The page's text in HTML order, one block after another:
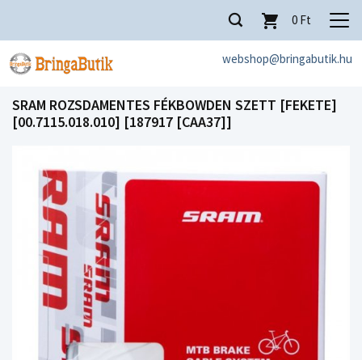
webshop@bringabutik.hu
0 Ft
SRAM ROZSDAMENTES FÉKBOWDEN SZETT [FEKETE]
[00.7115.018.010] [187917 [CAA37]]